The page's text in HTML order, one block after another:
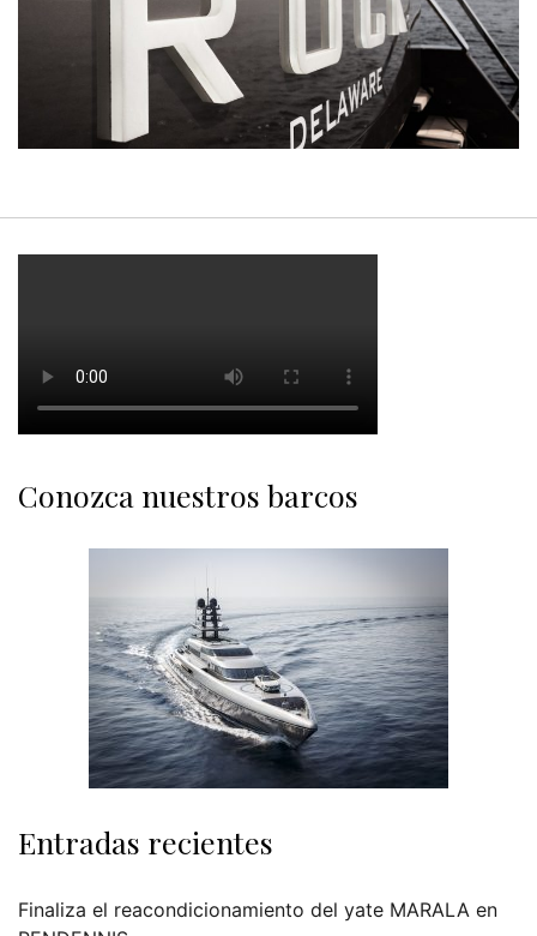
Conozca nuestros barcos
Entradas recientes
Finaliza el reacondicionamiento del yate MARALA en